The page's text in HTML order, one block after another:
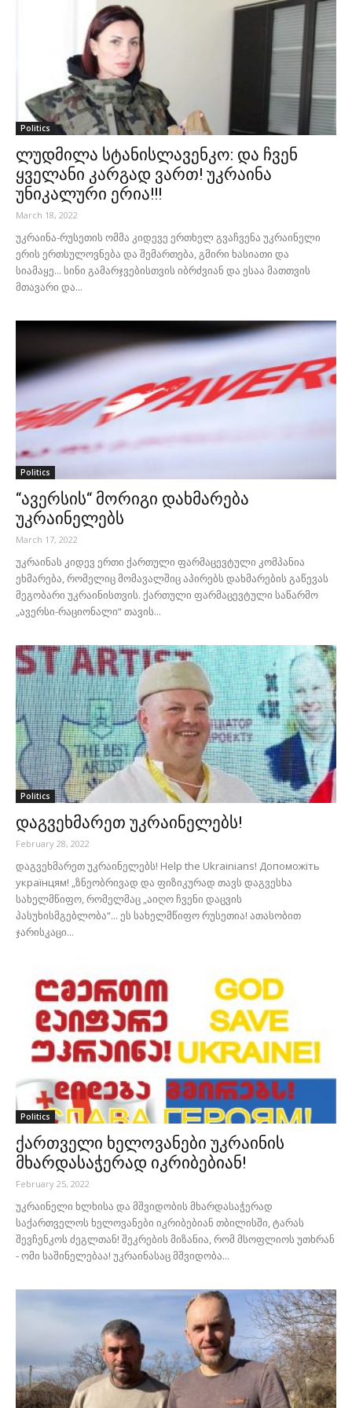
Politics
ლუდმილა სტანისლავენკო: და ჩვენ
ყველანი კარგად ვართ! უკრაინა
უნიკალური ერია!!!
March 18, 2022
უკრაინა-რუსეთის ომმა კიდევე ერთხელ გვაჩვენა უკრაინელი
ერის ერთსულოვნება და შემართება, გმირი ხასიათი და
სიამაყე... სინი გამარჯვებისთვის იბრძვიან და ესაა მათთვის
მთავარი და...
Politics
“ავერსის“ მორიგი დახმარება
უკრაინელებს
March 17, 2022
უკრაინას კიდევ ერთი ქართული ფარმაცევტული კომპანია
ეხმარება, რომელიც მომავალშიც აპირებს დახმარების გაწევას
მეგობარი უკრაინისთვის. ქართული ფარმაცევტული საწარმო
„ავერსი-რაციონალი“ თავის...
Politics
დაგვეხმარეთ უკრაინელებს!
February 28, 2022
დაგვეხმარეთ უკრაინელებს! Help the Ukrainians! Допоможіть
українцям! „ზნეობრივად და ფიზიკურად თავს დაგვესხა
სახელმწიფო, რომელმაც „აიღო ჩვენი დაცვის
პასუხისმგებლობა“... ეს სახელმწიფო რუსეთია! ათასობით
ჯარისკაცი...
Politics
ქართველი ხელოვანები უკრაინის
მხარდასაჭერად იკრიბებიან!
February 25, 2022
უკრაინელი ხლხისა და მშვიდობის მხარდასაჭერად
საქართველოს ხელოვანები იკრიბებიან თბილისში, ტარას
შევჩენკოს ძეგლთან! შეკრების მიზანია, რომ მსოფლიოს უთხრან
- ომი საშინელებაა! უკრაინასაც მშვიდობა...